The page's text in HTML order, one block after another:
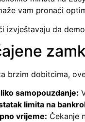
vam pronaći
izvještavaju da
brzim dobitcima,
samopouzdanje:
limita na
vrijeme: Čekanje